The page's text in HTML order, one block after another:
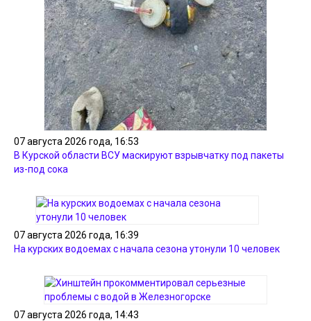
07 августа 2026 года, 16:53
В Курской области ВСУ маскируют взрывчатку под пакеты
из-под сока
07 августа 2026 года, 16:39
На курских водоемах с начала сезона утонули 10 человек
07 августа 2026 года, 14:43